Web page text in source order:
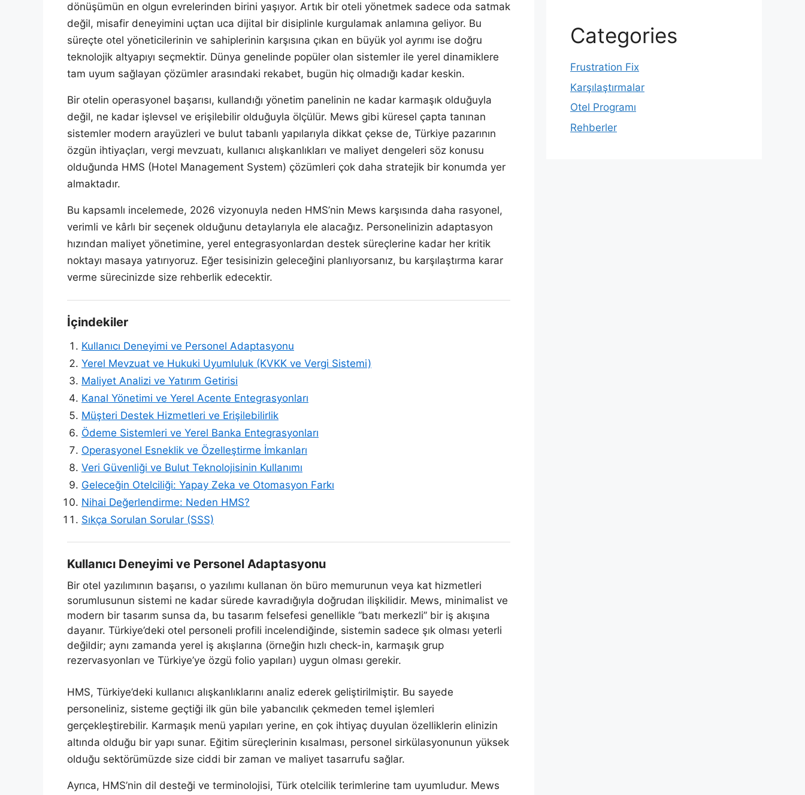
dönüşümün en olgun evrelerinden birini yaşıyor. Artık bir oteli yönetmek sadece oda satmak
değil, misafir deneyimini uçtan uca dijital bir disiplinle kurgulamak anlamına geliyor. Bu
süreçte otel yöneticilerinin ve sahiplerinin karşısına çıkan en büyük yol ayrımı ise doğru
teknolojik altyapıyı seçmektir. Dünya genelinde popüler olan sistemler ile yerel dinamiklere
tam uyum sağlayan çözümler arasındaki rekabet, bugün hiç olmadığı kadar keskin.
Bir otelin operasyonel başarısı, kullandığı yönetim panelinin ne kadar karmaşık olduğuyla
değil, ne kadar işlevsel ve erişilebilir olduğuyla ölçülür. Mews gibi küresel çapta tanınan
sistemler modern arayüzleri ve bulut tabanlı yapılarıyla dikkat çekse de, Türkiye pazarının
özgün ihtiyaçları, vergi mevzuatı, kullanıcı alışkanlıkları ve maliyet dengeleri söz konusu
olduğunda HMS (Hotel Management System) çözümleri çok daha stratejik bir konumda yer
almaktadır.
Bu kapsamlı incelemede, 2026 vizyonuyla neden HMS’nin Mews karşısında daha rasyonel,
verimli ve kârlı bir seçenek olduğunu detaylarıyla ele alacağız. Personelinizin adaptasyon
hızından maliyet yönetimine, yerel entegrasyonlardan destek süreçlerine kadar her kritik
noktayı masaya yatırıyoruz. Eğer tesisinizin geleceğini planlıyorsanız, bu karşılaştırma karar
verme sürecinizde size rehberlik edecektir.
İçindekiler
Kullanıcı Deneyimi ve Personel Adaptasyonu
Yerel Mevzuat ve Hukuki Uyumluluk (KVKK ve Vergi Sistemi)
Maliyet Analizi ve Yatırım Getirisi
Kanal Yönetimi ve Yerel Acente Entegrasyonları
Müşteri Destek Hizmetleri ve Erişilebilirlik
Ödeme Sistemleri ve Yerel Banka Entegrasyonları
Operasyonel Esneklik ve Özelleştirme İmkanları
Veri Güvenliği ve Bulut Teknolojisinin Kullanımı
Geleceğin Otelciliği: Yapay Zeka ve Otomasyon Farkı
Nihai Değerlendirme: Neden HMS?
Sıkça Sorulan Sorular (SSS)
Kullanıcı Deneyimi ve Personel Adaptasyonu
Bir otel yazılımının başarısı, o yazılımı kullanan ön büro memurunun veya kat hizmetleri
sorumlusunun sistemi ne kadar sürede kavradığıyla doğrudan ilişkilidir. Mews, minimalist ve
modern bir tasarım sunsa da, bu tasarım felsefesi genellikle “batı merkezli” bir iş akışına
dayanır. Türkiye’deki otel personeli profili incelendiğinde, sistemin sadece şık olması yeterli
değildir; aynı zamanda yerel iş akışlarına (örneğin hızlı check-in, karmaşık grup
rezervasyonları ve Türkiye’ye özgü folio yapıları) uygun olması gerekir.
HMS, Türkiye’deki kullanıcı alışkanlıklarını analiz ederek geliştirilmiştir. Bu sayede
personeliniz, sisteme geçtiği ilk gün bile yabancılık çekmeden temel işlemleri
gerçekleştirebilir. Karmaşık menü yapıları yerine, en çok ihtiyaç duyulan özelliklerin elinizin
altında olduğu bir yapı sunar. Eğitim süreçlerinin kısalması, personel sirkülasyonunun yüksek
olduğu sektörümüzde size ciddi bir zaman ve maliyet tasarrufu sağlar.
Ayrıca, HMS’nin dil desteği ve terminolojisi, Türk otelcilik terimlerine tam uyumludur. Mews
Categories
Frustration Fix
Karşılaştırmalar
Otel Programı
Rehberler